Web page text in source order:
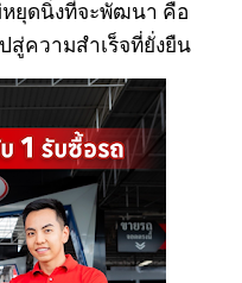
หยุดนิ่งที่จะพัฒนา คือ
ความสำเร็จที่ยั่งยืน